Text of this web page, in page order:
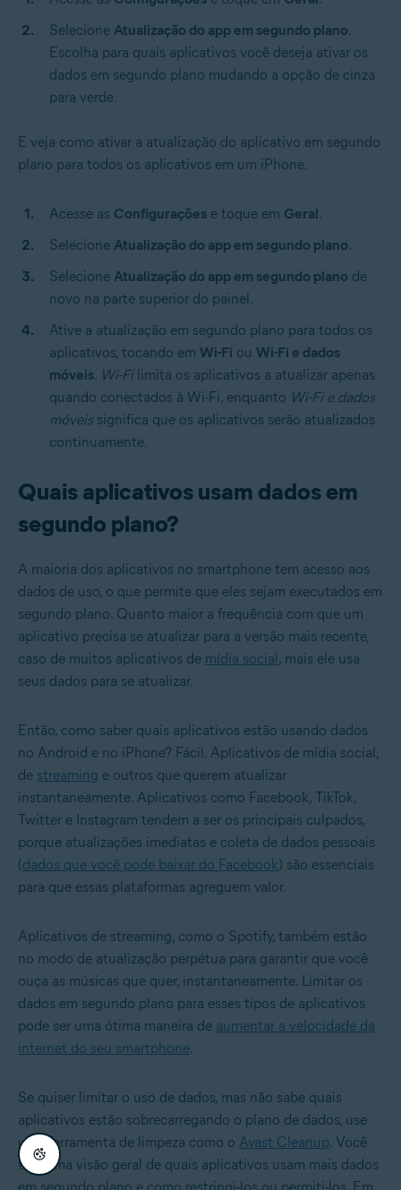
Selecione Atualização do app em segundo plano.
Escolha para quais aplicativos você deseja ativar os
dados em segundo plano mudando a opção de cinza
para verde.
E veja como ativar a atualização do aplicativo em segundo
plano para todos os aplicativos em um iPhone.
Acesse as Configurações e toque em Geral.
Selecione Atualização do app em segundo plano.
Selecione Atualização do app em segundo plano de
novo na parte superior do painel.
Ative a atualização em segundo plano para todos os
aplicativos, tocando em Wi-Fi ou Wi-Fi e dados
móveis. Wi-Filimita os aplicativos a atualizar apenas
quando conectados à Wi-Fi, enquanto Wi-Fi e dados
móveissignifica que os aplicativos serão atualizados
continuamente.
Quais aplicativos usam dados em
segundo plano?
A maioria dos aplicativos no smartphone tem acesso aos
dados de uso, o que permite que eles sejam executados em
segundo plano. Quanto maior a frequência com que um
aplicativo precisa se atualizar para a versão mais recente,
caso de muitos aplicativos de mídia social , mais ele usa
seus dados para se atualizar.
Então, como saber quais aplicativos estão usando dados
no Android e no iPhone? Fácil. Aplicativos de mídia social,
de streaming e outros que querem atualizar
instantaneamente. Aplicativos como Facebook, TikTok,
Twitter e Instagram tendem a ser os principais culpados,
porque atualizações imediatas e coleta de dados pessoais
(dados que você pode baixar do Facebook) são essenciais
para que essas plataformas agreguem valor.
Aplicativos de streaming, como o Spotify, também estão
no modo de atualização perpétua para garantir que você
ouça as músicas que quer, instantaneamente. Limitar os
dados em segundo plano para esses tipos de aplicativos
pode ser uma ótima maneira de aumentar a velocidade da
internet do seu smartphone.
Se quiser limitar o uso de dados, mas não sabe quais
aplicativos estão sobrecarregando o plano de dados, use
uma ferramenta de limpeza como o Avast Cleanup. Você
terá uma visão geral de quais aplicativos usam mais dados
em segundo plano e como restringi-los ou permiti-los. Em